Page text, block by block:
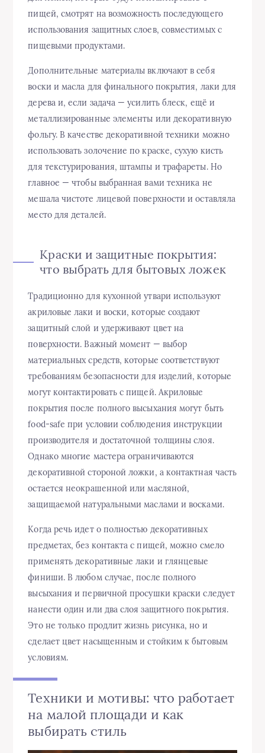
пищей, смотрят на возможность последующего
использования защитных слоев, совместимых с
пищевыми продуктами.
Дополнительные материалы включают в себя
воски и масла для финального покрытия, лаки для
дерева и, если задача — усилить блеск, ещё и
металлизированные элементы или декоративную
фольгу. В качестве декоративной техники можно
использовать золочение по краске, сухую кисть
для текстурирования, штампы и трафареты. Но
главное — чтобы выбранная вами техника не
мешала чистоте лицевой поверхности и оставляла
место для деталей.
Краски и защитные покрытия:
что выбрать для бытовых ложек
Традиционно для кухонной утвари используют
акриловые лаки и воски, которые создают
защитный слой и удерживают цвет на
поверхности. Важный момент — выбор
материальных средств, которые соответствуют
требованиям безопасности для изделий, которые
могут контактировать с пищей. Акриловые
покрытия после полного высыхания могут быть
food-safe при условии соблюдения инструкции
производителя и достаточной толщины слоя.
Однако многие мастера ограничиваются
декоративной стороной ложки, а контактная часть
остается неокрашенной или масляной,
защищаемой натуральными маслами и восками.
Когда речь идет о полностью декоративных
предметах, без контакта с пищей, можно смело
применять декоративные лаки и глянцевые
финиши. В любом случае, после полного
высыхания и первичной просушки краски следует
нанести один или два слоя защитного покрытия.
Это не только продлит жизнь рисунка, но и
сделает цвет насыщенным и стойким к бытовым
условиям.
Техники и мотивы: что работает
на малой площади и как
выбирать стиль